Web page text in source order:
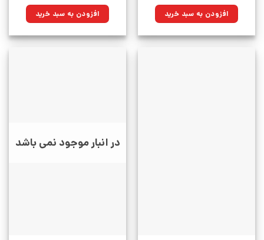
۸۱۰,۰۰۰تومان
بود.
۵۷۹,۱۵۰تومان.افزودن به سبد خرید ۴۹۰,۰۰۰تومان
بود.
۳۶۹,۹۵۰تومان.افزودن به سبد خرید
در انبار موجود نمی باشد